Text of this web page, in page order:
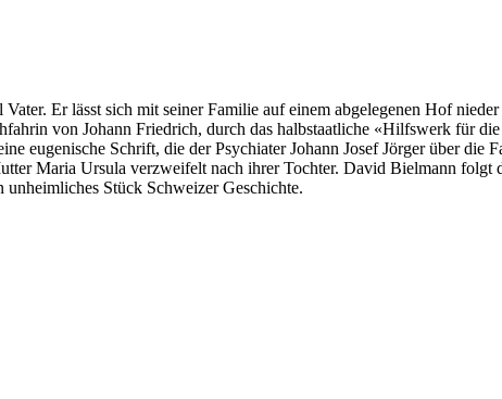
Er lässt sich mit seiner Familie auf einem abgelegenen Hof
von Johann Friedrich, durch das halbstaatliche «Hilfswerk für
eugenische Schrift, die der Psychiater Johann Josef Jörger über die
Maria Ursula verzweifelt nach ihrer Tochter. David Bielmann folgt
Stück Schweizer Geschichte.